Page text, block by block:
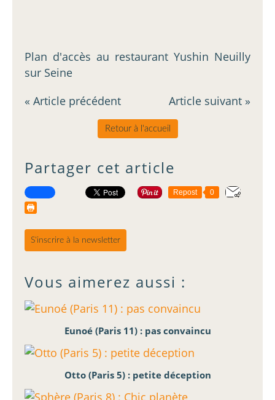
Plan d'accès au restaurant Yushin Neuilly
sur Seine
« Article précédent
Article suivant »
Retour à l'accueil
Partager cet article
Repost 0
S'inscrire à la newsletter
Vous aimerez aussi :
Eunoé (Paris 11) : pas convaincu
Otto (Paris 5) : petite déception